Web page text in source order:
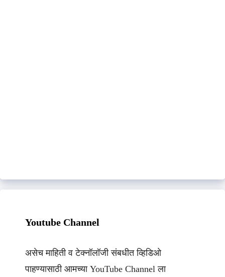
Youtube Channel
असेच माहिती व टेक्नॉलॉजी संबधीत व्हिडिओ
पाहण्यासाठी आमच्या YouTube Channel ला